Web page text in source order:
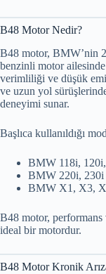
B48 Motor Nedir?
B48 motor, BMW’nin
benzinli motor
verimliliği ve düşük
ve uzun yol
deneyimi sunar.
Başlıca kullanıldığı
BMW 118i,
BMW 220i, 230i
BMW X1, X3,
B48 motor, performans
ideal bir motordur.
B48 Motor Kronik